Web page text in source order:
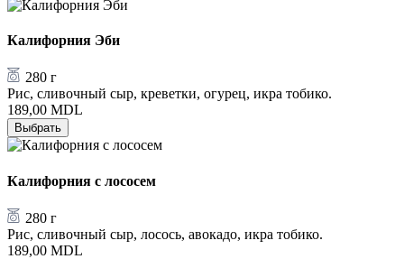
Калифорния Эби
280 г
Рис, сливочный сыр, креветки, огурец, икра тобико.
189,00 MDL
Выбрать
Калифорния с лососем
280 г
Рис, сливочный сыр, лосось, авокадо, икра тобико.
189,00 MDL